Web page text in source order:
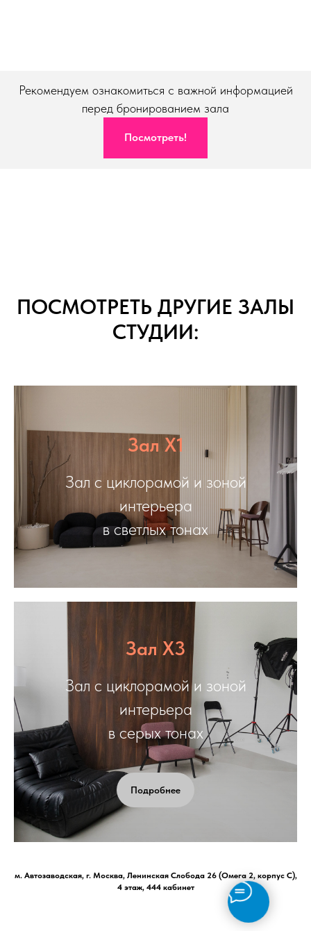
Рекомендуем ознакомиться с важной информацией
перед бронированием зала
Посмотреть!
ПОСМОТРЕТЬ ДРУГИЕ ЗАЛЫ
СТУДИИ:
Зал X1
Зал с циклорамой и зоной
интерьера
в светлых тонах
Зал X3
Зал с циклорамой и зоной
интерьера
в серых тонах
Подробнее
м. Автозаводская, г. Москва, Ленинская Слобода 26 (Омега 2, корпус С),
4 этаж, 444 кабинет